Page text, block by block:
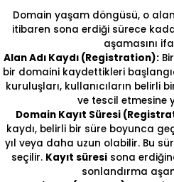
Domain yaşam döngüsü, o
itibaren sona erdiği sürece
aşamasını
Alan Adı Kaydı (Registration):
bir domaini kaydettikleri
kuruluşları, kullanıcıların belirli
ve tescil etmesine
Domain Kayıt Süresi
kaydı, belirli bir süre boyunca
yıl veya daha uzun olabilir. Bu
seçilir. Kayıt süresisona
sonlandırma